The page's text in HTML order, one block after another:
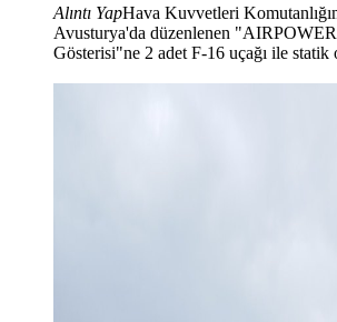
Alıntı YapHava Kuvvetleri
Avusturya'da düzenlenen
Gösterisi"ne 2 adet F-16 uçağı ile statik